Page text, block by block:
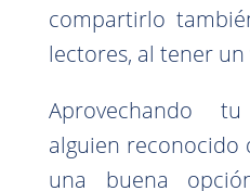
compartirlo
lectores, al tener
Aprovechando
alguien
una buena